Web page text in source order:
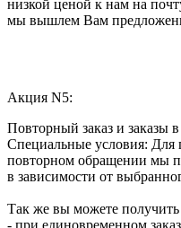
низкой ценой к нам на
мы вышлем Вам
Акция N5:
Повторный заказ и заказы
Специальные условия: Для
повторном обращении мы
в зависимости от
Так же вы можете
- при единовременном